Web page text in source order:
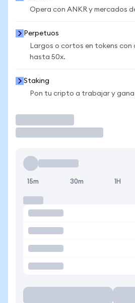
Opera con ANKR y mercados
Perpetuos
Largos o cortos en tokens
hasta 50x.
Staking
Pon tu cripto a trabajar y
15m 30m 1H